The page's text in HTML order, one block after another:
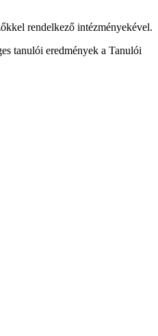
rendelkező intézményekével.
tanulói eredmények a Tanulói